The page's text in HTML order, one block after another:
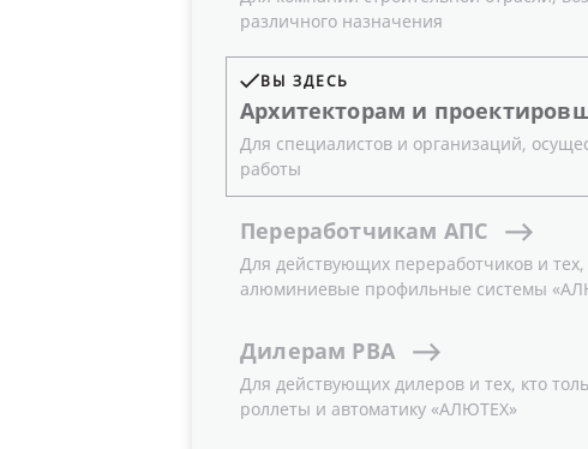
различного назначения
ВЫ ЗДЕСЬ
Архитекторам и
Для специалистов и организаций,
работы
Переработчикам АПС
Для действующих переработчиков и
алюминиевые профильные системы
Дилерам РВА
Для действующих дилеров и тех, кто
роллеты и автоматику «АЛЮТЕХ»
10.04.2023
С 17 по 22 апреля в Мюнхене
мировой строительной индустрии
BAU 2023.
Инновационные технологии,
и строительства от самых
Группа компаний «АЛЮТЕХ» примет
двухуровневой экспозиции холдинг
завоевавшие популярность решения,